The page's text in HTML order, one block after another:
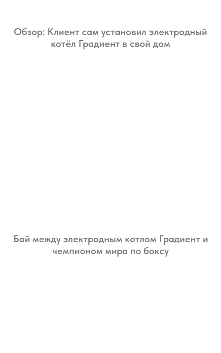
Обзор: Клиент сам установил электродный
котёл Градиент в свой дом
Бой между электродным котлом Градиент и
чемпионом мира по боксу